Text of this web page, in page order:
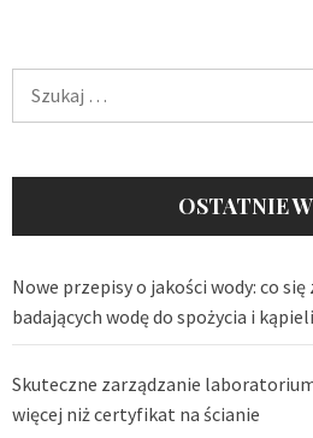
OSTATNIE
Nowe przepisy o jakości wody: co
badających wodę do spożycia i
Skuteczne zarządzanie
więcej niż certyfikat na ścianie